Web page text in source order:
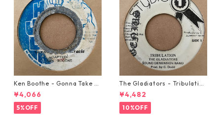
Ken Boothe - Gonna Take A
Miracle【7-21362】
¥4,066
5%OFF
The Gladiators - Tribulation
【7-21365】
¥4,482
10%OFF